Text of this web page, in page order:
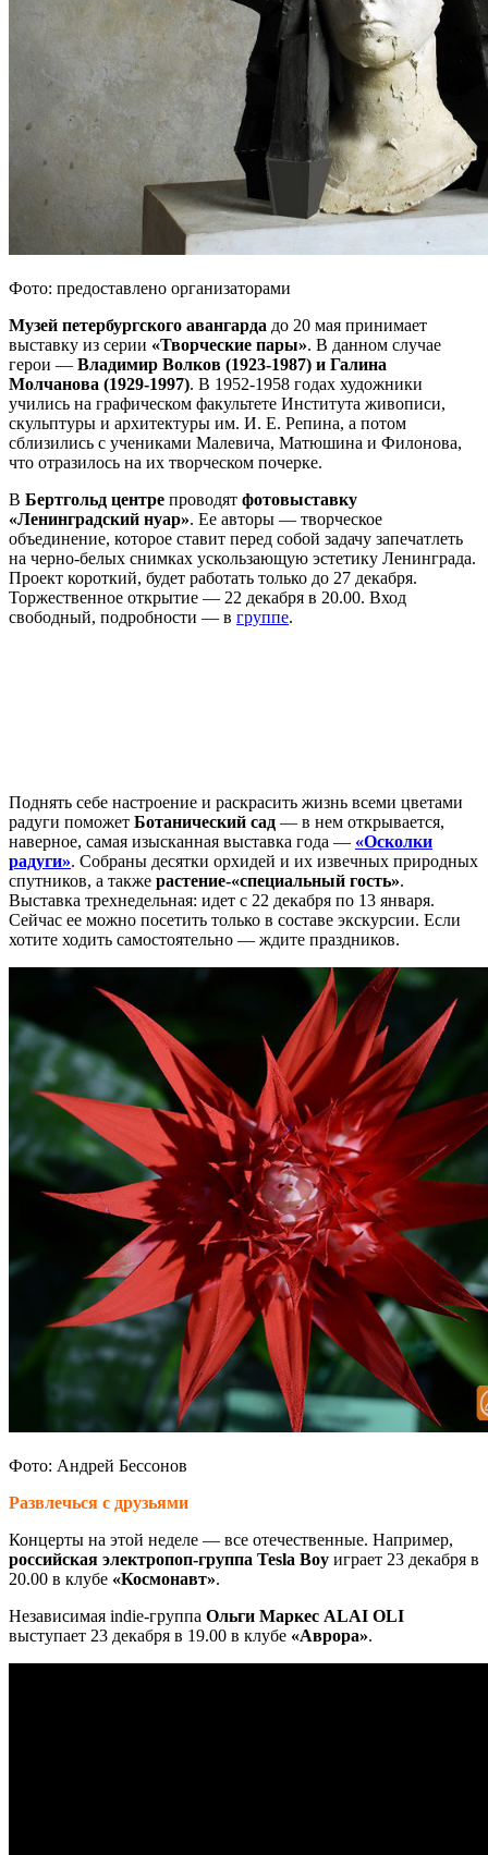
Фото: предоставлено организаторами
Музей петербургского авангарда до 20 мая принимает
выставку из серии «Творческие пары». В данном случае
герои — Владимир Волков (1923-1987) и Галина
Молчанова (1929-1997). В 1952-1958 годах художники
учились на графическом факультете Института живописи,
скульптуры и архитектуры им. И. Е. Репина, а потом
сблизились с учениками Малевича, Матюшина и Филонова,
что отразилось на их творческом почерке.
В Бертгольд центре проводят фотовыставку
«Ленинградский нуар». Ее авторы — творческое
объединение, которое ставит перед собой задачу запечатлеть
на черно-белых снимках ускользающую эстетику Ленинграда.
Проект короткий, будет работать только до 27 декабря.
Торжественное открытие — 22 декабря в 20.00. Вход
свободный, подробности — в группе.
Поднять себе настроение и раскрасить жизнь всеми цветами
радуги поможет Ботанический сад — в нем открывается,
наверное, самая изысканная выставка года — «Осколки
радуги». Собраны десятки орхидей и их извечных природных
спутников, а также растение-«специальный гость».
Выставка трехнедельная: идет с 22 декабря по 13 января.
Сейчас ее можно посетить только в составе экскурсии. Если
хотите ходить самостоятельно — ждите праздников.
Фото: Андрей Бессонов
Развлечься с друзьями
Концерты на этой неделе — все отечественные. Например,
российская электропоп-группа Tesla Boy играет 23 декабря в
20.00 в клубе «Космонавт».
Независимая indie-группа Ольги Маркес ALAI OLI
выступает 23 декабря в 19.00 в клубе «Аврора».